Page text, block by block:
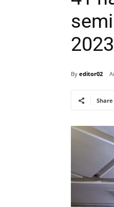
2023
By editor02
Share